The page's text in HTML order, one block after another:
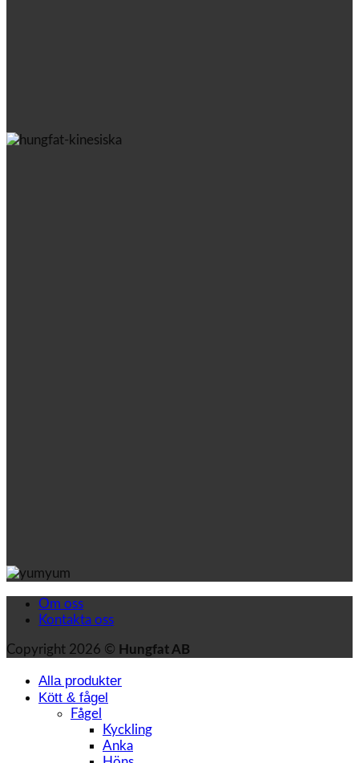
Om oss
Kontakta oss
Copyright 2026 © Hungfat AB
Alla produkter
Kött & fågel
Fågel
Kyckling
Anka